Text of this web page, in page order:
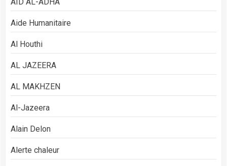
Aide Humanitaire
Al Houthi
AL JAZEERA
AL MAKHZEN
Al-Jazeera
Alain Delon
Alerte chaleur